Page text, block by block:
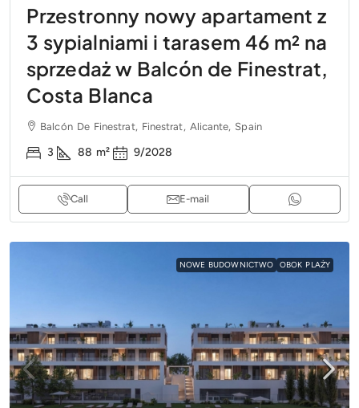
Przestronny nowy apartament z
3 sypialniami i tarasem 46 m² na
sprzedaż w Balcón de Finestrat,
Costa Blanca
Balcón De Finestrat, Finestrat, Alicante, Spain
3 88 m² 9/2028
Call E-mail
NOWE BUDOWNICTWO OBOK PLAŻY